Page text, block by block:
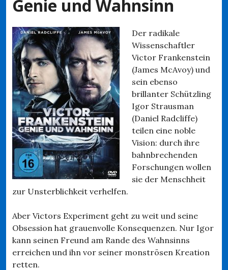
Genie und Wahnsinn
Der radikale
Wissenschaftler
Victor Frankenstein
(James McAvoy) und
sein ebenso
brillanter Schützling
Igor Strausman
(Daniel Radcliffe)
teilen eine noble
Vision: durch ihre
bahnbrechenden
Forschungen wollen
sie der Menschheit
zur Unsterblichkeit verhelfen.
Aber Victors Experiment geht zu weit und seine
Obsession hat grauenvolle Konsequenzen. Nur Igor
kann seinen Freund am Rande des Wahnsinns
erreichen und ihn vor seiner monströsen Kreation
retten.